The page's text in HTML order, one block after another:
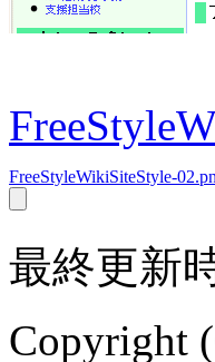
FreeStyleWikiSiteStyle-
最終更新
Copyright